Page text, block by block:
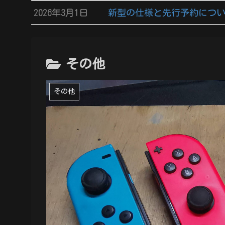
2026年3月1日 新型の仕様と先行予約につ
その他
その他